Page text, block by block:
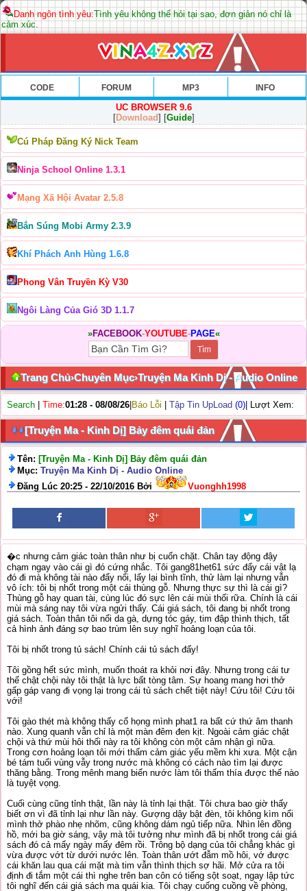
Danh ngôn tình yêu:Tình yêu không thể hỏi tại sao, đơn giản nó chỉ là
cảm xúc.
CODE FORUM MP3 INFO
UC BROWSER 9.6
[Download] [Guide]
Cú Pháp Đăng Ký Nick Team
Ninja School Online 1.3.1
Mạng Xã Hội Avatar 2.5.8
Bắn Súng Mobi Army 2.3.9
Khí Phách Anh Hùng 1.6.8
Phong Vân Truyền Kỳ V30
Ngôi Làng Của Gió 3D 1.1.7
»FACEBOOK-YOUTUBE-PAGE«
Trang Chủ›Chuyên Mục›Truyện Ma Kinh Dị - Audio Online
Search Time:01:28 - 08/08/26 Báo Lỗi Tập Tin UpLoad (0) | Lượt Xem:
[Truyện Ma - Kinh Dị] Bảy đêm quái đản
Tên: [Truyện Ma - Kinh Dị] Bảy đêm quái đản
Mục: Truyện Ma Kinh Dị - Audio Online
Đăng Lúc 20:25 - 22/10/2016 Bởi
Vuonghh1998
�c nhưng cảm giác toàn thân như bị cuốn chặt. Chân tay động đậy
chạm ngay vào cái gì đó cứng nhắc. Tôi gang81het61 sức đẩy cái vật lạ
đó đi mà không tài nào đẩy nổi, lấy lại bình tĩnh, thử làm lại nhưng vẫn
vô ích: tôi bị nhốt trong một cái thùng gỗ. Nhưng thực sự thì là cái gì?
Thùng gỗ hay quan tài, cùng lúc đó sực lên cái mùi thối rữa. Chính là cái
mùi mà sáng nay tôi vừa ngửi thấy. Cái giá sách, tôi đang bị nhốt trong
giá sách. Toàn thân tôi nổi da gà, dựng tóc gáy, tim đập thình thịch, tất
cả hình ảnh đáng sợ bao trùm lên suy nghĩ hoảng loạn của tôi.
Tôi bị nhốt trong tủ sách! Chính cái tủ sách đấy!
Tôi gồng hết sức mình, muốn thoát ra khỏi nơi đây. Nhưng trong cái tư
thế chật chội này tôi thật là lực bất tòng tâm. Sự hoang mang hơi thở
gấp gáp vang đi vọng lại trong cái tủ sách chết tiệt này! Cứu tôi! Cứu tôi
với!
Tôi gào thét mà không thấy cổ họng mình phat1 ra bất cứ thứ âm thanh
nào. Xung quanh vẫn chỉ là một màn đêm đen kịt. Ngoài cảm giác chật
chội và thứ mùi hôi thối này ra tôi không còn một cảm nhận gì nữa.
Trong cơn hoảng loạn tôi mới thấm cảm giác yếu mềm khi xưa. Một cận
bé tám tuổi vùng vẫy trong nước mà không có cách nào tìm lại được
thăng bằng. Trong mênh mang biển nước làm tôi thấm thía được thế nào
là tuyệt vọng.
Cuối cùng cũng tỉnh thật, lần này là tỉnh lại thật. Tôi chưa bao giờ thấy
biết ơn vì đã tỉnh lại như lần này. Gượng dậy bật đèn, tôi không kìm nổi
mình thở phào nhẹ nhõm, cũng không dám ngủ tiếp nữa. Nhìn lên đồng
hồ, mới ba giờ sáng, vậy mà tôi tưởng như mình đã bị nhốt trong cái giá
sách đó cả mấy ngày mấy đêm rồi. Trông bộ dạng của tôi chẳng khác gì
vừa được vớt từ dưới nước lên. Toàn thân ướt đẫm mồ hôi, vớ được
cái khăn lau qua cái mặt mà tim vẫn thình thịch sợ hãi. Mở cửa ra tôi
định đi tắm một cái thì nghe trên ban côn có tiếng sột soạt, ngay lập tức
tôi nghĩ đến cái giá sách ma quái kia. Tôi chạy cuống cuồng về phòng,